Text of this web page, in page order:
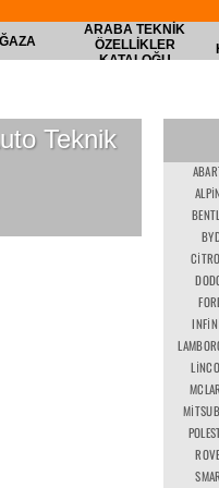
ARABA TEKNIK
ÖZELLIKLER
KATALOĞU
Teknik